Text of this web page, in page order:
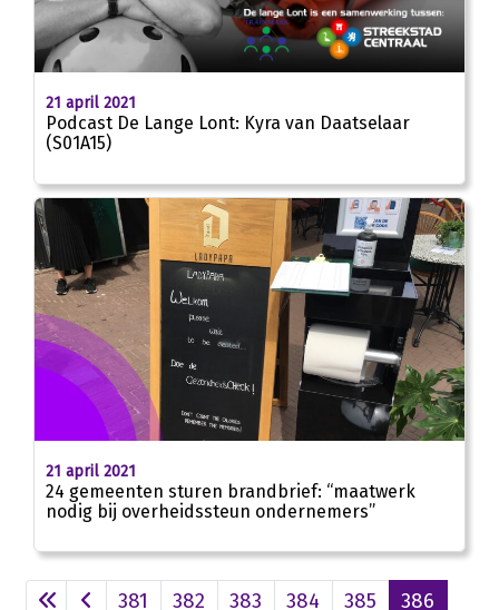
26:57
21 april 2021
Podcast De Lange Lont: Kyra van Daatselaar
(S01A15)
21 april 2021
24 gemeenten sturen brandbrief: “maatwerk
nodig bij overheidssteun ondernemers”
381 382 383 384 385
386